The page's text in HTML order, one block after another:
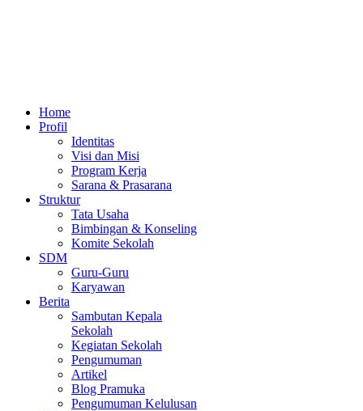
Home
Profil
Identitas
Visi dan Misi
Program Kerja
Sarana & Prasarana
Struktur
Tata Usaha
Bimbingan & Konseling
Komite Sekolah
SDM
Guru-Guru
Karyawan
Berita
Sambutan Kepala
Sekolah
Kegiatan Sekolah
Pengumuman
Artikel
Blog Pramuka
Pengumuman Kelulusan